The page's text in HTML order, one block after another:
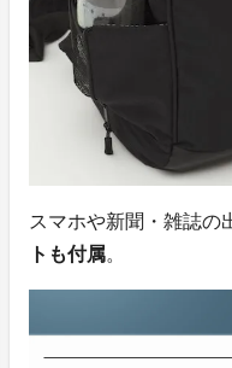
スマホや新聞・雑誌の
トも付属。